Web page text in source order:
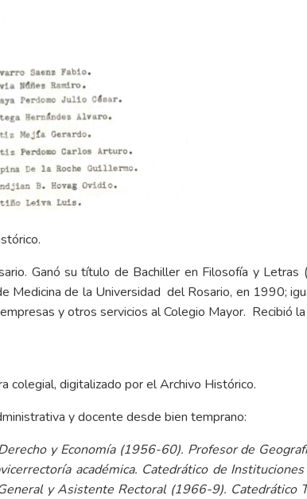
Ganó su título de Bachiller en Filosofía y
Medicina de la Universidad del Rosario, en 1990;
y otros servicios al Colegio Mayor. Recibió
colegial, digitalizado por el Archivo Histórico.
y docente desde bien temprano:
y Economía (1956-60). Profesor de
académica. Catedrático de
y Asistente Rectoral (1966-9).